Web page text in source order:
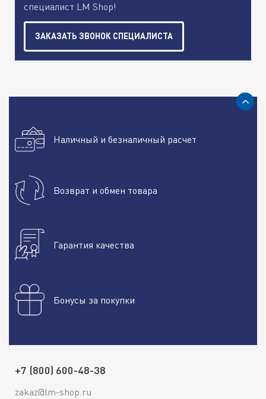
специалист LM Shop!
ЗАКАЗАТЬ ЗВОНОК СПЕЦИАЛИСТА
Наличный и безналичный расчет
Возврат и обмен товара
Гарантия качества
Бонусы за покупки
+7 (800) 600-48-38
zakaz@lm-shop.ru